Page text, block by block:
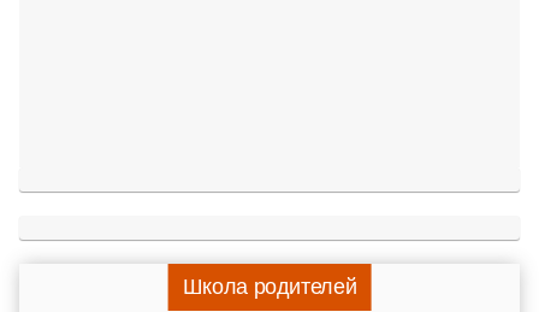
Школа родителей